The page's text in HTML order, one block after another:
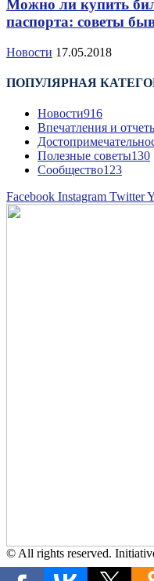
Можно ли купить
паспорта: советы
Новости 17.05.2018
ПОПУЛЯРНАЯ
Новости916
Впечатления и
Полезные советы130
Сообщество123
Facebook Instagram Twitter
© All rights reserved.